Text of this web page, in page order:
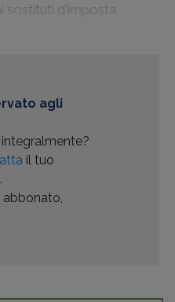
d'imposta.
agli
il tuo
abbonato,